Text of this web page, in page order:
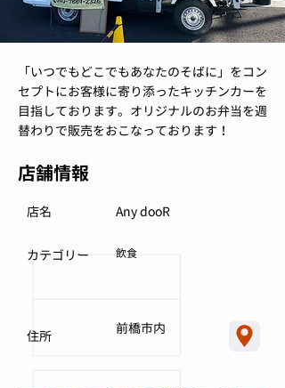
「いつでもどこでもあなたのそばに」をコン
セプトにお客様に寄り添ったキッチンカーを
目指しております。オリジナルのお弁当を週
替わりで販売をおこなっております！
店舗情報
Any dooR
店名
飲食
カテゴリー
前橋市内
住所